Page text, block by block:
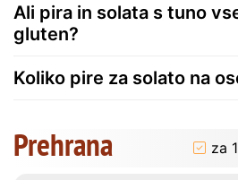
Ali pira in solata s tuno
gluten?
Koliko pire za solato na
Prehrana za